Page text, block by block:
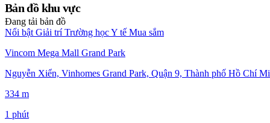
Bản đồ khu vực
Đang tải bản đồ
Nổi bật Giải trí Trường họcY tế Mua sắm
Vincom Mega Mall Grand Park
Nguyễn Xiển, Vinhomes Grand Park, Quận 9, Thành phố Hồ Chí
334 m
1 phút